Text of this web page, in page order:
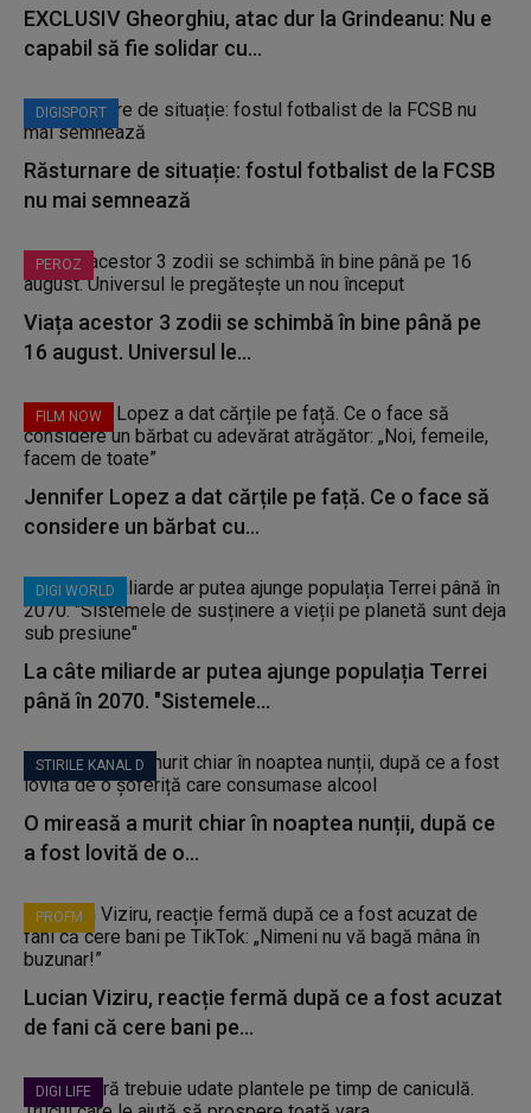
EXCLUSIV Gheorghiu, atac dur la Grindeanu: Nu e
capabil să fie solidar cu...
DIGISPORT
Răsturnare de situație: fostul fotbalist de la FCSB
nu mai semnează
PEROZ
Viața acestor 3 zodii se schimbă în bine până pe
16 august. Universul le...
FILM NOW
Jennifer Lopez a dat cărțile pe față. Ce o face să
considere un bărbat cu...
DIGI WORLD
La câte miliarde ar putea ajunge populația Terrei
până în 2070. "Sistemele...
STIRILE KANAL D
O mireasă a murit chiar în noaptea nunții, după ce
a fost lovită de o...
PROFM
Lucian Viziru, reacție fermă după ce a fost acuzat
de fani că cere bani pe...
DIGI LIFE